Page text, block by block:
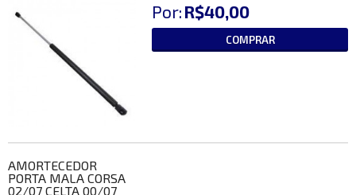
Por: R$40,00
COMPRAR
AMORTECEDOR
PORTA MALA CORSA
02/07 CELTA 00/07